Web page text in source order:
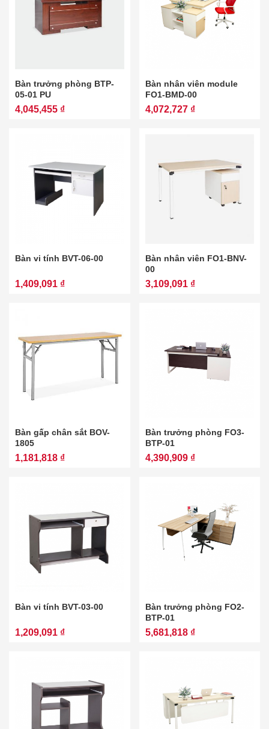
Bàn trưởng phòng BTP-
05-01 PU
4,045,455 ₫
Bàn nhân viên module
FO1-BMD-00
4,072,727 ₫
Bàn vi tính BVT-06-00
1,409,091 ₫
Bàn nhân viên FO1-BNV-
00
3,109,091 ₫
Bàn gấp chân sắt BOV-
1805
1,181,818 ₫
Bàn trưởng phòng FO3-
BTP-01
4,390,909 ₫
Bàn vi tính BVT-03-00
1,209,091 ₫
Bàn trưởng phòng FO2-
BTP-01
5,681,818 ₫